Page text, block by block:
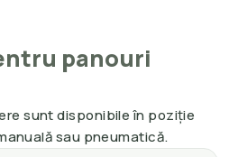
panouri
sunt disponibile în poziție
sau pneumatică.